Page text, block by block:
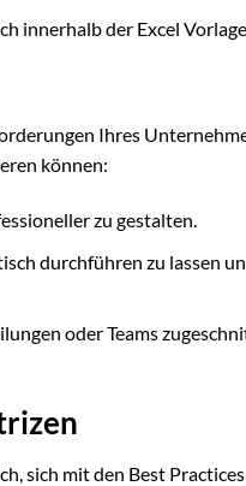
innerhalb der Excel
Ihres
können:
zu gestalten.
durchführen zu lassen
oder Teams
sich mit den Best Practices